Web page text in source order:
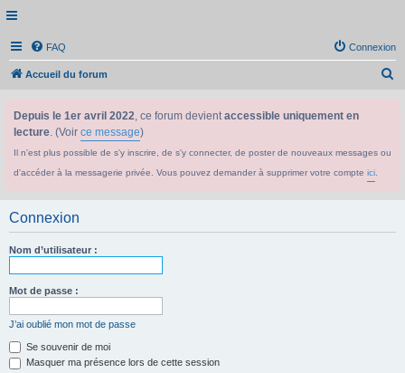
FAQ Connexion
Accueil du forum
Depuis le 1er avril 2022, ce forum devientaccessible uniquement en
lecture. (Voir ce message)
Il n'est plus possible de s'y inscrire, de s'y connecter, de poster de nouveaux messages ou
d'accéder à la messagerie privée. Vous pouvez demander à supprimer votre compte ici
Connexion
Nom d’utilisateur :
Mot de passe :
J’ai oublié mon mot de passe
Se souvenir de moi
Masquer ma présence lors de cette session